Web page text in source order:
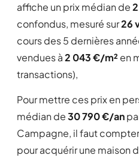
affiche un prix médian de
confondus, mesuré sur26
cours des 5 dernières
vendues à2 043 €/m² en
transactions),
Pour mettre ces prix en
médian de30 790 €/an
Campagne, il faut
pour acquérir une maison